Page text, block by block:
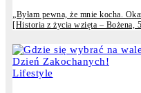
„Byłam pewna, że mnie kocha.
[Historia z życia wzięta – Bożena,
Lifestyle